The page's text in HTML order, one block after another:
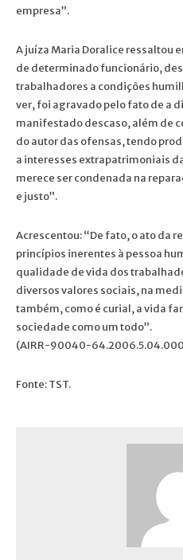
empresa”.
A juíza Maria Doralice ressaltou
de determinado funcionário,
trabalhadores a condições
ver, foi agravado pelo fato de a
manifestado descaso, além de
do autor das ofensas, tendo
a interesses extrapatrimoniais
merece ser condenada na
e justo”.
Acrescentou: “De fato, o ato da
princípios inerentes à pessoa
qualidade de vida dos
diversos valores sociais, na
também, como é curial, a vida
sociedade como um todo”.
(AIRR-90040-
Fonte: TST.